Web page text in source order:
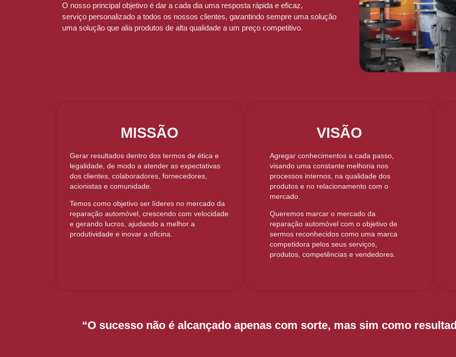
O nosso principal objetivo é dar a cada dia uma resposta rápida e eficaz,
serviço personalizado a todos os nossos clientes, garantindo sempre uma solução
uma solução que alia produtos de alta qualidade a um preço competitivo.
MISSÃO
Gerar resultados dentro dos termos de ética e
legalidade, de modo a atender as expectativas
dos clientes, colaboradores, fornecedores,
acionistas e comunidade.
Temos como objetivo ser líderes no mercado da
reparação automóvel, crescendo com velocidade
e gerando lucros, ajudando a melhor a
produtividade e inovar a oficina.
VISÃO
Agregar conhecimentos a cada passo,
visando uma constante melhoria nos
processos internos, na qualidade dos
produtos e no relacionamento com o
mercado.
Queremos marcar o mercado da
reparação automóvel com o objetivo de
sermos reconhecidos como uma marca
competidora pelos seus serviços,
produtos, competências e vendedores.
“O sucesso não é alcançado apenas com sorte, mas sim como